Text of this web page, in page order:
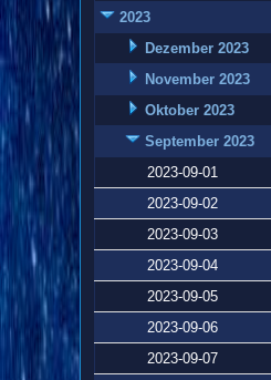
2023
Dezember 2023
November 2023
Oktober 2023
September 2023
2023-09-01
2023-09-02
2023-09-03
2023-09-04
2023-09-05
2023-09-06
2023-09-07